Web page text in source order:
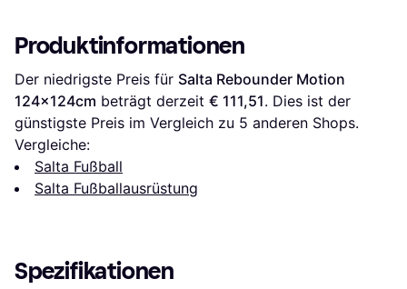
Produktinformationen
Der niedrigste Preis für Salta Rebounder Motion
124x124cm beträgt derzeit € 111,51. Dies ist der
günstigste Preis im Vergleich zu 5 anderen Shops.
Vergleiche:
Salta Fußball
Salta Fußballausrüstung
Spezifikationen